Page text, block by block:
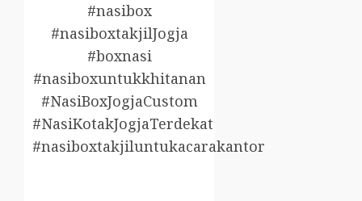
#nasibox
#nasiboxtakjilJogja
#boxnasi
#nasiboxuntukkhitanan
#NasiBoxJogjaCustom
#NasiKotakJogjaTerdekat
#nasiboxtakjiluntukacarakantor